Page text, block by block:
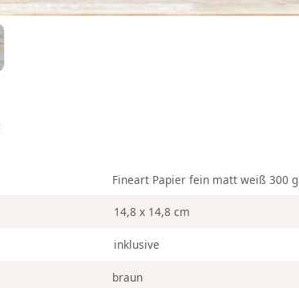
Fineart Papier fein matt weiß 300 g
14,8 x 14,8 cm
inklusive
braun